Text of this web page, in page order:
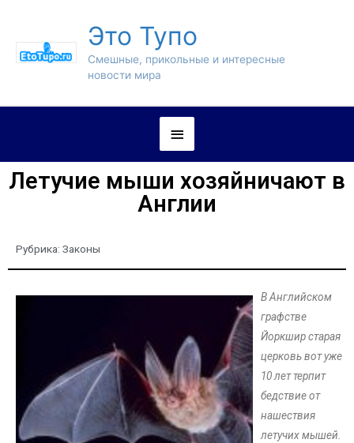
Это Тупо
Смешные, прикольные и интересные
новости мира
Летучие мыши хозяйничают в
Англии
Рубрика: Законы
В Английском
графстве
Йоркшир старая
церковь вот уже
10 лет терпит
бедствие от
нашествия
летучих мышей.